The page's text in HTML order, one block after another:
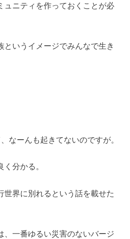
ュニティを作っておくことが必
というイメージでみんなで生き
なーんも起きてないのですが。
分かる。
世界に別れるという話を載せた
、一番ゆるい災害のないバージ